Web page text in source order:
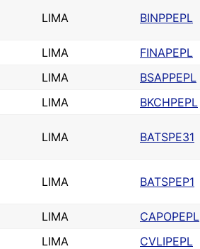
LIMA BINPPEPL
LIMA
FINAPEPL
LIMA
BSAPPEPL
LIMA BKCHPEPL
LIMA BATSPE31
LIMA BATSPEP1
LIMA
CAPOPEPL
LIMA CVLIPEPL